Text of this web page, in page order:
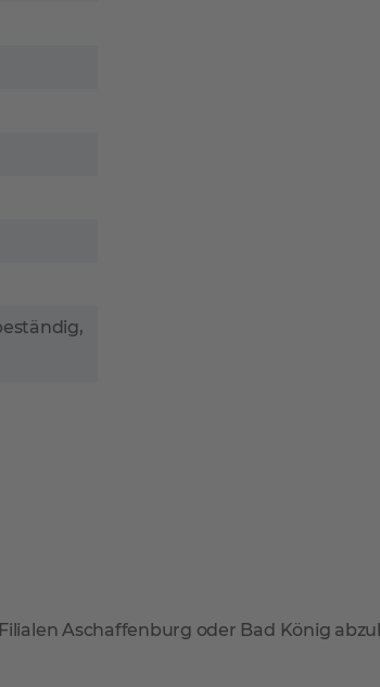
Aschaffenburg oder Bad König